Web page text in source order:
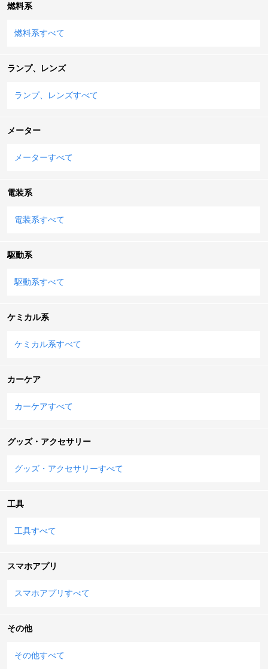
燃料系
燃料系すべて
ランプ、レンズ
ランプ、レンズすべて
メーター
メーターすべて
電装系
電装系すべて
駆動系
駆動系すべて
ケミカル系
ケミカル系すべて
カーケア
カーケアすべて
グッズ・アクセサリー
グッズ・アクセサリーすべて
工具
工具すべて
スマホアプリ
スマホアプリすべて
その他
その他すべて